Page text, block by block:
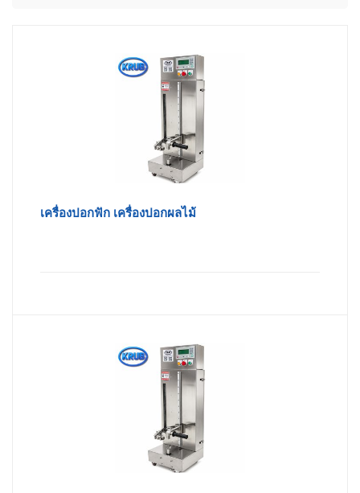
เครื่องปอกฟัก เครื่องปอกผลไม้